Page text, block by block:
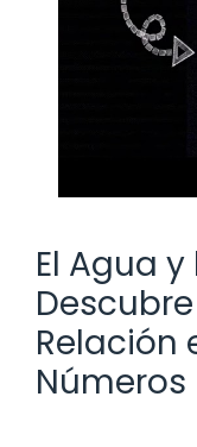
El Agua
Relación
Números